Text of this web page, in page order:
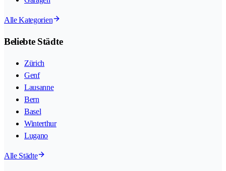
Alle Kategorien
Beliebte Städte
Zürich
Genf
Lausanne
Bern
Basel
Winterthur
Lugano
Alle Städte